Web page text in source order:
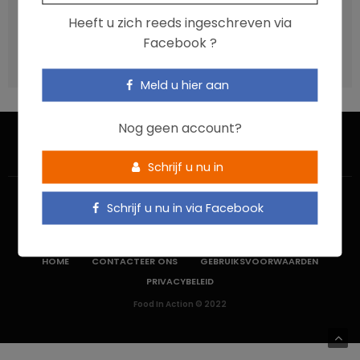
aanbevelingen?
aandachtspunt zijn?
Heeft u zich reeds ingeschreven via
Facebook ?
Meld u hier aan
Nog geen account?
Schrijf u nu in
Schrijf u nu in via Facebook
HOME CONTACTEER ONS
GEBRUIKSVOORWAARDEN
PRIVACYBELEID
Food In Action © 2022